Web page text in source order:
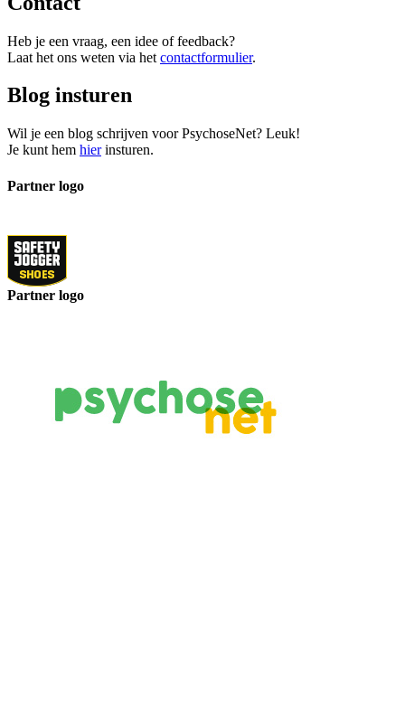
Heb je een vraag, een idee of feedback?
Laat het ons weten via het contactformulier.
Blog insturen
Wil je een blog schrijven voor PsychoseNet? Leuk!
Je kunt hem hierinsturen.
Partner logo
Partner logo